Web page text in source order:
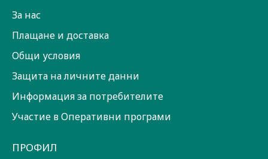
За нас
Плащане и доставка
Общи условия
Защита на личните данни
Информация за потребителите
Участие в Оперативни програми
ПРОФИЛ